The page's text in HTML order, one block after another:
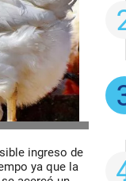
ingreso de
ya que la